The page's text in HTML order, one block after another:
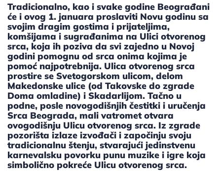
Tradicionalno, kao i svake godine Beograđani
će i ovog 1. januara proslaviti Novu godinu sa
svojim dragim gostima i prijateljima,
komšijama i sugrađanima na Ulici otvorenog
srca, koja ih poziva da svi zajedno u Novoj
godini pomognu od srca onima kojima je
pomoć najpotrebnija. Ulica otvorenog srca
prostire se Svetogorskom ulicom, delom
Makedonske ulice (od Takovske do zgrade
Doma omladine) i Skadarlijom. Tačno u
podne, posle novogodišnjih čestitki i uručenja
Srca Beograda, mali vatromet otvara
ovogodišnju Ulicu otvorenog srca. Iz zgrade
pozorišta izlaze izvođači i započinju svoju
tradicionalnu štenju, stvarajući jedinstvenu
karnevalsku povorku punu muzike i igre koja
simbolično pokreće Ulicu otvorenog srca.